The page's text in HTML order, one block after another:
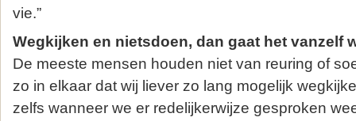
vie.”
Wegkijken en nietsdoen, dan gaat het vanzelf
De meeste mensen houden niet van reuring of
zo in elkaar dat wij liever zo lang mogelijk
zelfs wanneer we er redelijkerwijze gesproken